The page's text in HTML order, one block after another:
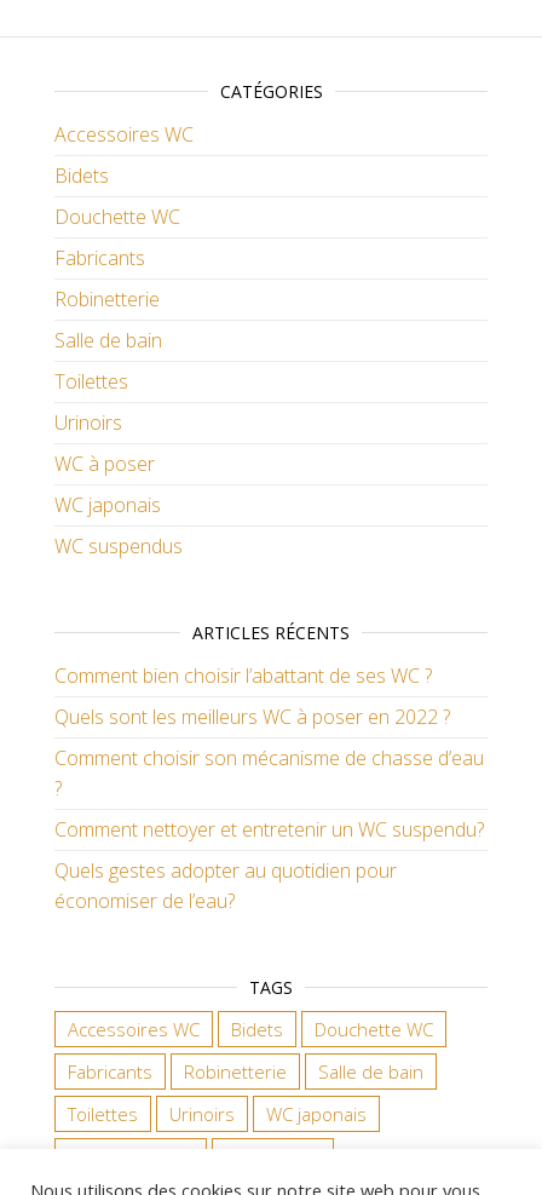
CATÉGORIES
Accessoires WC
Bidets
Douchette WC
Fabricants
Robinetterie
Salle de bain
Toilettes
Urinoirs
WC à poser
WC japonais
WC suspendus
ARTICLES RÉCENTS
Comment bien choisir l’abattant de ses WC ?
Quels sont les meilleurs WC à poser en 2022 ?
Comment choisir son mécanisme de chasse d’eau
?
Comment nettoyer et entretenir un WC suspendu?
Quels gestes adopter au quotidien pour
économiser de l’eau?
TAGS
Accessoires WC Bidets
Douchette WC
Fabricants
Robinetterie
Salle de bain
Toilettes
Urinoirs
WC japonais
Nous utilisons des cookies sur notre site web pour vous